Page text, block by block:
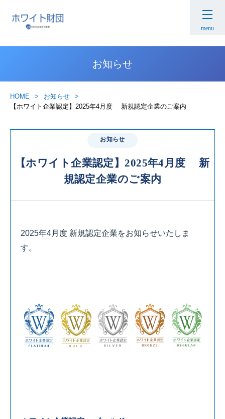
menu
お知らせ
HOME
お知らせ
【ホワイト企業認定】2025年4月度 新規認定企業のご案内
お知らせ
【ホワイト企業認定】2025年4月度 新
規認定企業のご案内
2025年4月度 新規認定企業をお知らせいたしま
す。